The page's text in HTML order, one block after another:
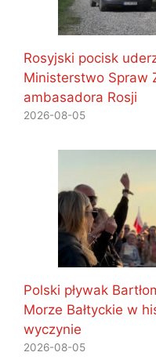
Rosyjski pocisk
Ministerstwo Spraw
ambasadora Rosji
2026-08-05
Polski pływak
Morze Bałtyckie w
wyczynie
2026-08-05